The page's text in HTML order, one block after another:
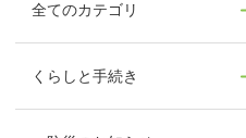
全てのカテゴリ
くらしと手続き